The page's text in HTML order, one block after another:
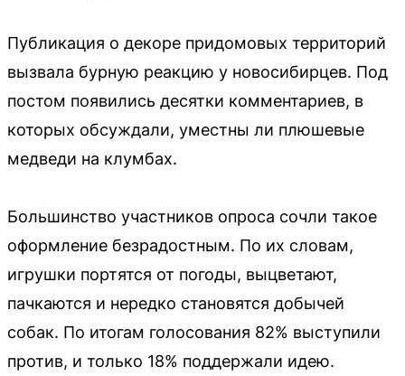
Публикация о декоре придомовых территорий
вызвала бурную реакцию у новосибирцев. Под
постом появились десятки комментариев, в
которых обсуждали, уместны ли плюшевые
медведи на клумбах.
Большинство участников опроса сочли такое
оформление безрадостным. По их словам,
игрушки портятся от погоды, выцветают,
пачкаются и нередко становятся добычей
собак. По итогам голосования 82% выступили
против, и только 18% поддержали идею.